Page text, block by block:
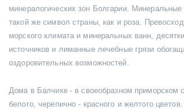
минералогических зон Болгарии. Минеральные
такой же символ страны, как и роза.
морского климата и минеральных ванн,
источников и лиманные лечебные грязи
оздоровительных возможностей.
Дома в Балчике - в своеобразном приморском
белого, черепично - красного и желтого